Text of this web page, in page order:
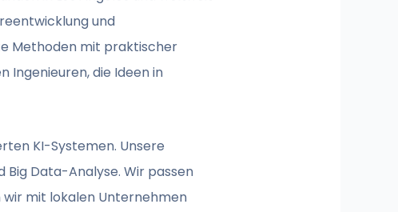
und
Methoden mit praktischer
Ingenieuren, die Ideen in
KI-Systemen. Unsere
Data-Analyse. Wir passen
wir mit lokalen Unternehmen